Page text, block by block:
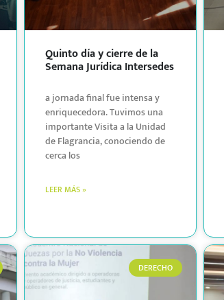
Quinto día y cierre de la
Semana Jurídica Intersedes
a jornada final fue intensa y
enriquecedora. Tuvimos una
importante Visita a la Unidad
de Flagrancia, conociendo de
cerca los
LEER MÁS »
DERECHO